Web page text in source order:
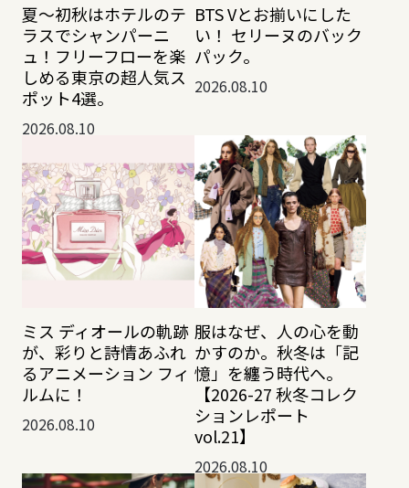
夏〜初秋はホテルのテ
ラスでシャンパーニ
ュ！フリーフローを楽
しめる東京の超人気ス
ポット4選。
2026.08.10
BTS Vとお揃いにした
い！ セリーヌのバック
パック。
2026.08.10
ミス ディオールの軌跡
が、彩りと詩情あふれ
るアニメーション フィ
ルムに！
2026.08.10
服はなぜ、人の心を動
かすのか。秋冬は「記
憶」を纏う時代へ。
【2026-27 秋冬コレク
ションレポート
vol.21】
2026.08.10